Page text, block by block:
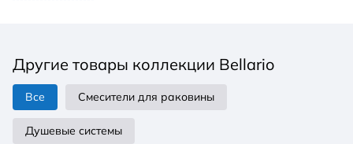
Другие товары коллекции Bellario
Все Смесители для раковины
Душевые системы